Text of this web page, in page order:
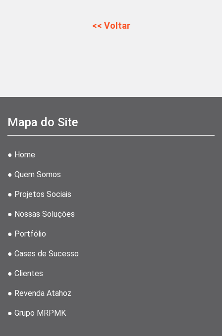
<< Voltar
Mapa do Site
● Home
● Quem Somos
● Projetos Sociais
● Nossas Soluções
● Portfólio
● Cases de Sucesso
● Clientes
● Revenda Atahoz
● Grupo MRPMK